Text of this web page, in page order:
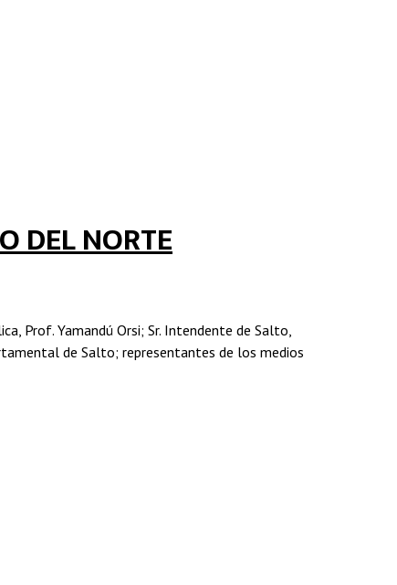
DEL NORTE
Prof. Yamandú Orsi; Sr. Intendente de Salto,
de Salto; representantes de los medios